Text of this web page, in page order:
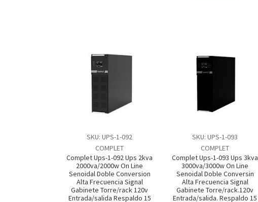
SKU: UPS-1-092
COMPLET
Complet Ups-1-092 Ups 2kva
2000va/2000w On Line
Senoidal Doble Conversion
Alta Frecuencia Signal
Gabinete Torre/rack 120v
Entrada/salida Respaldo 15
SKU: UPS-1-093
COMPLET
Complet Ups-1-093 Ups 3kva
3000va/3000w On Line
Senoidal Doble Conversin
Alta Frecuencia Signal
Gabinete Torre/rack.120v
Entrada/salida. Respaldo 15